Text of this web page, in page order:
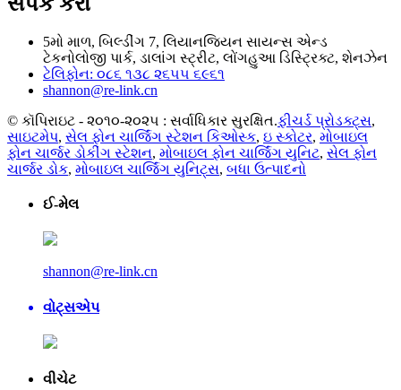
5મો માળ, બિલ્ડીંગ 7, લિયાનજિયન સાયન્સ એન્ડ
ટેકનોલોજી પાર્ક, ડાલાંગ સ્ટ્રીટ, લોંગહુઆ ડિસ્ટ્રિક્ટ, શેનઝેન
ટેલિફોન: ૦૮૬ ૧૩૮ ૨૬૫૫ ૬૯૬૧
shannon@re-link.cn
© કૉપિરાઇટ - ૨૦૧૦-૨૦૨૫ : સર્વાધિકાર સુરક્ષિત.ફીચર્ડ પ્રોડક્ટ્સ,
સાઇટમેપ, સેલ ફોન ચાર્જિંગ સ્ટેશન કિઓસ્ક, ઇ સ્કોટર, મોબાઇલ
ફોન ચાર્જર ડોકીંગ સ્ટેશન, મોબાઇલ ફોન ચાર્જિંગ યુનિટ, સેલ ફોન
ચાર્જર ડોક, મોબાઇલ ચાર્જિંગ યુનિટ્સ, બધા ઉત્પાદનો
ઈ-મેલ
shannon@re-link.cn
વોટ્સએપ
વીચેટ